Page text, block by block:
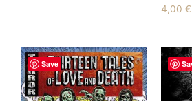
4,00 €
Save